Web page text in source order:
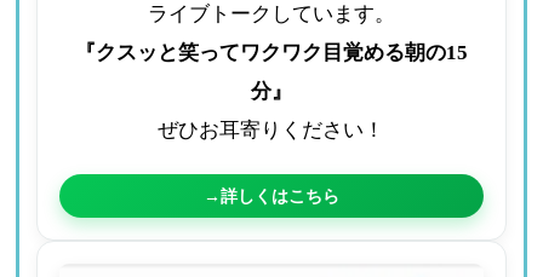
ライブトークしています。
『クスッと笑ってワクワク目覚める朝の15
分』
ぜひお耳寄りください！
→詳しくはこちら